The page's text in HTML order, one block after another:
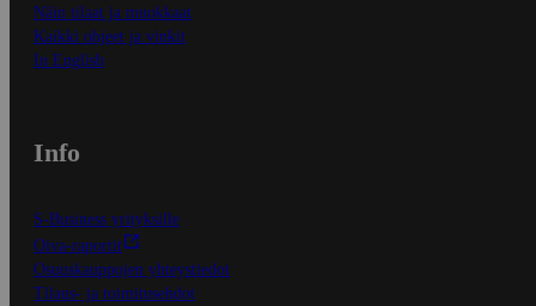
Näin tilaat ja muokkaat
Kaikki ohjeet ja vinkit
In English
Info
S-Business yrityksille
Oiva-raportit
Osuuskauppojen yhteystiedot
Tilaus- ja toimitusehdot